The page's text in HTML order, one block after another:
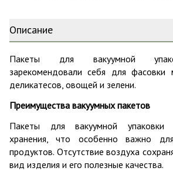
Описание
Пакеты для вакуумной
зарекомендовали себя для фасовки
деликатесов, овощей и зелени.
Преимущества вакуумных пакетов
Пакеты для вакуумной упаковки
хранения, что особенно важно для
продуктов. Отсутствие воздуха
вид изделия и его полезные качества.